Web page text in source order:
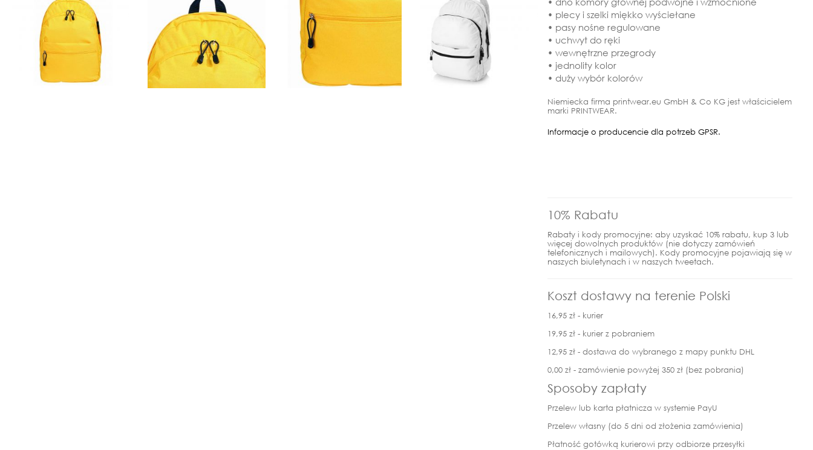
• plecy i szelki miękko wyściełane
• pasy nośne regulowane
• uchwyt do ręki
• wewnętrzne przegrody
• jednolity kolor
• duży wybór kolorów
Niemiecka firma printwear.eu GmbH & Co KG jest właścicielem
marki PRINTWEAR.
Informacje o producencie dla potrzeb GPSR.
10% Rabatu
Rabaty i kody promocyjne: aby uzyskać 10% rabatu, kup 3 lub
więcej dowolnych produktów (nie dotyczy zamówień
telefonicznych i mailowych). Kody promocyjne pojawiają się w
naszych biuletynach i w naszych tweetach.
Koszt dostawy na terenie Polski
16,95 zł - kurier
19,95 zł - kurier z pobraniem
12,95 zł - dostawa do wybranego z mapy punktu DHL
0,00 zł - zamówienie powyżej 350 zł (bez pobrania)
Sposoby zapłaty
Przelew lub karta płatnicza w systemie PayU
Przelew własny (do 5 dni od złożenia zamówienia)
Płatność gotówką kurierowi przy odbiorze przesyłki